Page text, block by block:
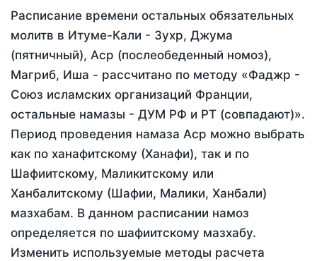
Расписание времени остальных обязательных
молитв в Итуме-Кали - Зухр, Джума
(пятничный), Аср (послеобеденный номоз),
Магриб, Иша - рассчитано по методу «Фаджр -
Союз исламских организаций Франции,
остальные намазы - ДУМ РФ и РТ (совпадают)».
Период проведения намаза Аср можно выбрать
как по ханафитскому (Ханафи), так и по
Шафиитскому, Маликитскому или
Ханбалитскому (Шафии, Малики, Ханбали)
мазхабам. В данном расписании намоз
определяется по шафиитскому мазхабу.
Изменить используемые методы расчета